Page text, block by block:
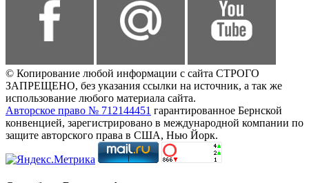
© Копирование любой информации с сайта СТРОГО
ЗАПРЕЩЕНО, без указания ссылки на источник, а так же
использование любого материала сайта.
Авторское право № 712144451 гарантированное Бернской
конвенцией, зарегистрировано в международной компании по
защите авторского права в США, Нью Йорк.